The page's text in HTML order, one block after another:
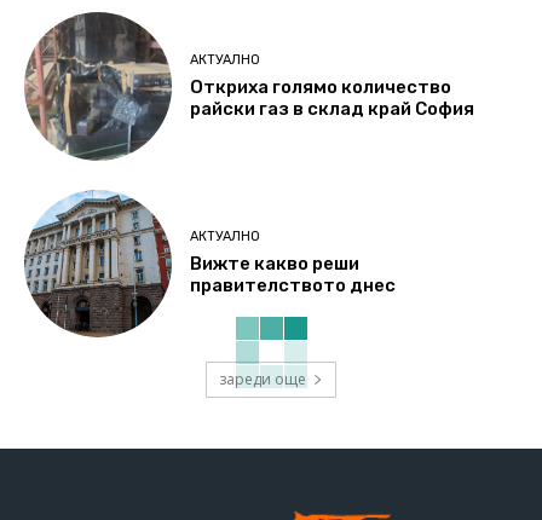
АКТУАЛНО
Откриха голямо количество
райски газ в склад край София
АКТУАЛНО
Вижте какво реши
правителството днес
зареди още